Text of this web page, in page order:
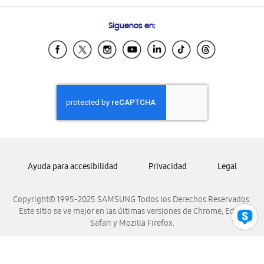
Samsung Ecuador
Samsung El Salvador
Samsung Honduras
Samsung Nicaragua
Samsung Panamá
Samsung Venezuela
Síguenos en:
Copyright© 1995-2025 SAMSUNG Todos los Derechos Reservados.
Este sitio se ve mejor en las últimas versiones de Chrome, Edge,
Safari y Mozilla Firefox.
Ayuda para accesibilidad Privacidad Legal